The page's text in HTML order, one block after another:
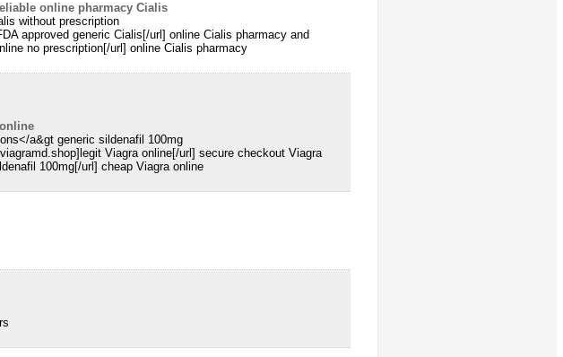
online pharmacy Cialis
without prescription
approved generic Cialis[/url] online Cialis pharmacy and
no prescription[/url] online Cialis pharmacy
a&gt generic sildenafil 100mg
Viagra online[/url] secure checkout Viagra
100mg[/url] cheap Viagra online